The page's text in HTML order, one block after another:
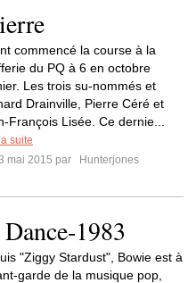
commencé la course à la
du PQ à 6 en octobre
Les trois su-nommés et
Drainville, Pierre Céré et
François Lisée. Ce dernie...
suite
mai 2015 par
Hunterjones
1983
"Ziggy Stardust", Bowie est à
garde de la musique pop,